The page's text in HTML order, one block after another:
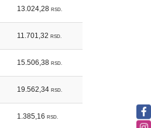
13.024,28 RSD.
11.701,32 RSD.
15.506,38 RSD.
19.562,34 RSD.
1.385,16 RSD.